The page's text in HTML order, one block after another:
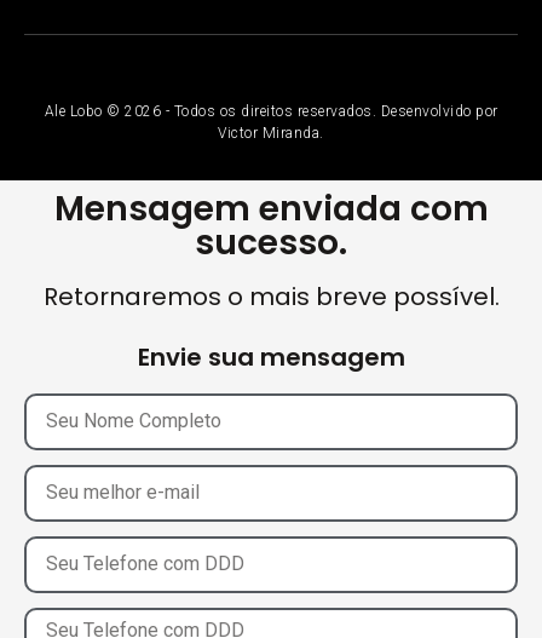
Ale Lobo © 2026 - Todos os direitos reservados. Desenvolvido por
Victor Miranda.
Mensagem enviada com
sucesso.
Retornaremos o mais breve possível.
Envie sua mensagem